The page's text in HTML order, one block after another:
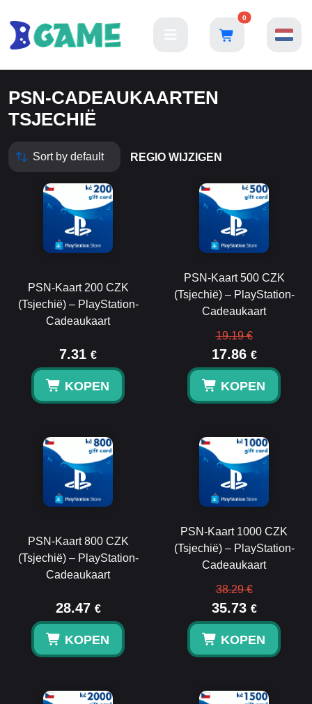
0
PSN-CADEAUKAARTEN
TSJECHIË
REGIO WIJZIGEN
PSN-Kaart 200 CZK
(Tsjechië) – PlayStation-
Cadeaukaart
7.31 €
KOPEN
PSN-Kaart 500 CZK
(Tsjechië) – PlayStation-
Cadeaukaart
19.19 €
17.86 €
KOPEN
PSN-Kaart 800 CZK
(Tsjechië) – PlayStation-
Cadeaukaart
28.47 €
KOPEN
PSN-Kaart 1000 CZK
(Tsjechië) – PlayStation-
Cadeaukaart
38.29 €
35.73 €
KOPEN